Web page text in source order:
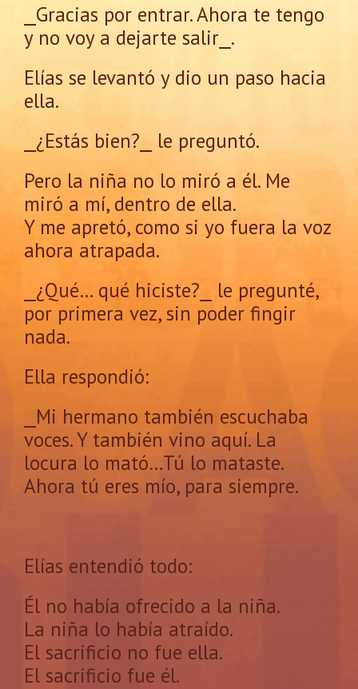
⎯Gracias por entrar. Ahora te tengo
y no voy a dejarte salir⎯.
Elías se levantó y dio un paso hacia
ella.
⎯¿Estás bien?⎯ le preguntó.
Pero la niña no lo miró a él. Me
miró a mí, dentro de ella.
Y me apretó, como si yo fuera la voz
ahora atrapada.
⎯¿Qué… qué hiciste?⎯ le pregunté,
por primera vez, sin poder fingir
nada.
Ella respondió:
⎯Mi hermano también escuchaba
voces. Y también vino aquí. La
locura lo mató…Tú lo mataste.
Ahora tú eres mío, para siempre.
Elías entendió todo:
Él no había ofrecido a la niña.
La niña lo había atraído.
El sacrificio no fue ella.
El sacrificio fue él.